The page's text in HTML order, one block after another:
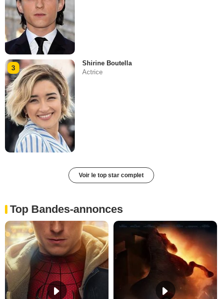
3
Shirine Boutella
Actrice
Voir le top star complet
Top Bandes-annonces